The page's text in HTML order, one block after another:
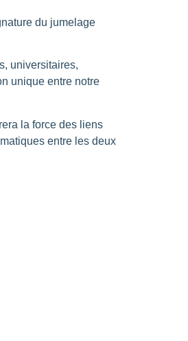
du jumelage
universitaires,
unique entre notre
la force des liens
entre les deux